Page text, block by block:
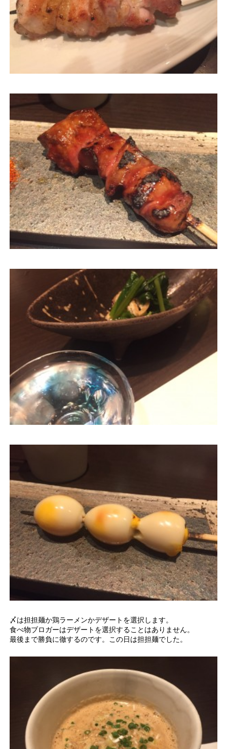
〆は担担麺か鶏ラーメンかデザートを選択します。
食べ物ブロガーはデザートを選択することはありません。
最後まで勝負に徹するのです。この日は担担麺でした。